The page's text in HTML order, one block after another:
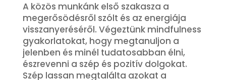
A közös munkánk első szakasza a
megerősödésről szólt és az energiája
visszanyeréséről. Végeztünk mindfulness
gyakorlatokat, hogy megtanuljon a
jelenben és minél tudatosabban élni,
észrevenni a szép és pozitív dolgokat.
Szép lassan megtalálta azokat a